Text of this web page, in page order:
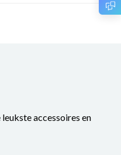
accessoires en